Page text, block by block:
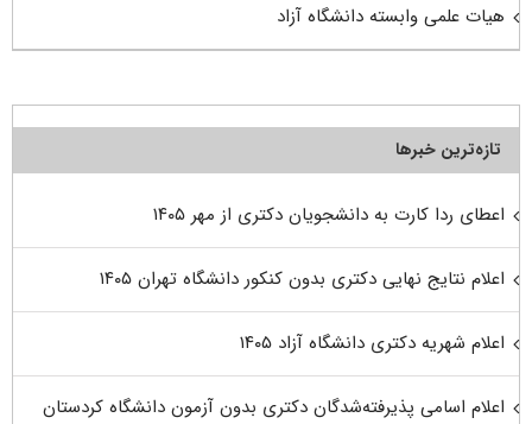
هیات علمی وابسته دانشگاه آزاد
تازه‌ترین خبرها
اعطای ردا کارت به دانشجویان دکتری از مهر ۱۴۰۵
اعلام نتایج نهایی دکتری بدون کنکور دانشگاه تهران ۱۴۰۵
اعلام شهریه دکتری دانشگاه آزاد ۱۴۰۵
اعلام اسامی پذیرفته‌شدگان دکتری بدون آزمون دانشگاه کردستان